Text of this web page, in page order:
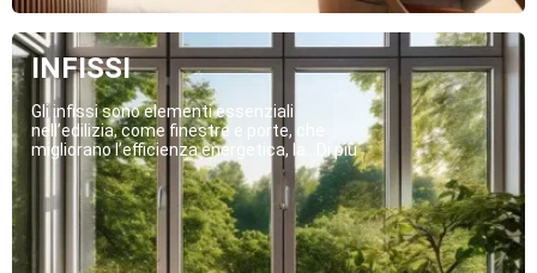
INFISSI
Gli infissi sono elementi essenziali
nell’edilizia, come finestre e porte, che
migliorano l’efficienza energetica, la...Di più